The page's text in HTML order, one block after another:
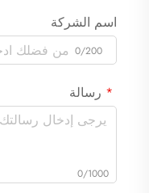
اسم الشركة
0/200
رسالة
0/1000